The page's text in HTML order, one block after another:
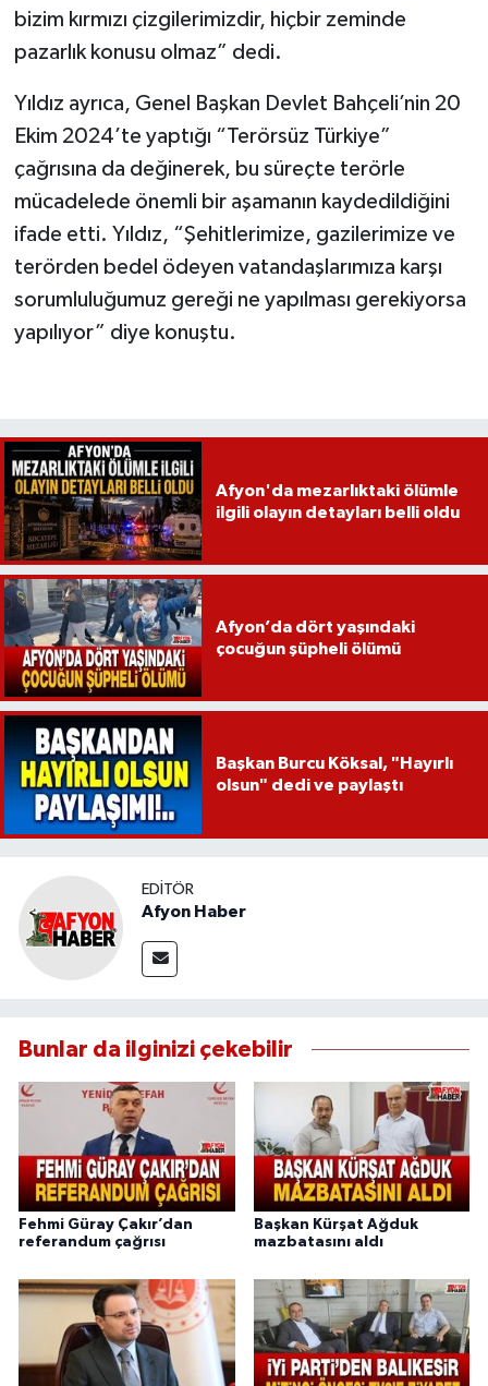
bizim kırmızı çizgilerimizdir, hiçbir zeminde
pazarlık konusu olmaz” dedi.
Yıldız ayrıca, Genel Başkan Devlet Bahçeli’nin 20
Ekim 2024’te yaptığı “Terörsüz Türkiye”
çağrısına da değinerek, bu süreçte terörle
mücadelede önemli bir aşamanın kaydedildiğini
ifade etti. Yıldız, “Şehitlerimize, gazilerimize ve
terörden bedel ödeyen vatandaşlarımıza karşı
sorumluluğumuz gereği ne yapılması gerekiyorsa
yapılıyor” diye konuştu.
Afyon'da mezarlıktaki ölümle
ilgili olayın detayları belli oldu
Afyon’da dört yaşındaki
çocuğun şüpheli ölümü
Başkan Burcu Köksal, "Hayırlı
olsun" dedi ve paylaştı
EDITÖR
Afyon Haber
Bunlar da ilginizi çekebilir
Fehmi Güray Çakır’dan
referandum çağrısı
Başkan Kürşat Ağduk
mazbatasını aldı